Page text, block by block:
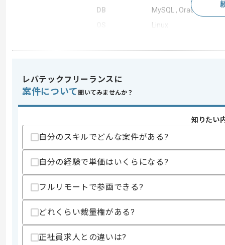
DB
MySQL , Oracle
Linux
求めるスキル
・Javaを使用した開発経験3年程度
・Strutsの経験
・MySQLの経験
・JavaScriptの経験
歓迎スキル
・Struts2の経験
・Velocityの利用経験
レバテックフリーランスに
案件について 聞いてみませんか？
知りたい
自分のスキルでどんな案件がある?
自分の経験で単価はいくらになる?
フルリモートで参画できる?
どれくらい裁量権がある?
正社員求人との違いは?